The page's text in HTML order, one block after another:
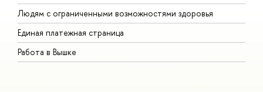
Людям с ограниченными возможностями здоровья
Единая платежная страница
Работа в Вышке